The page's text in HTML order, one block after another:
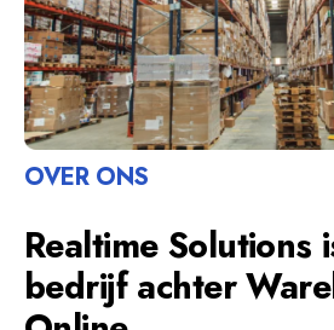
OVER ONS
Realtime Solutions
bedrijf achter